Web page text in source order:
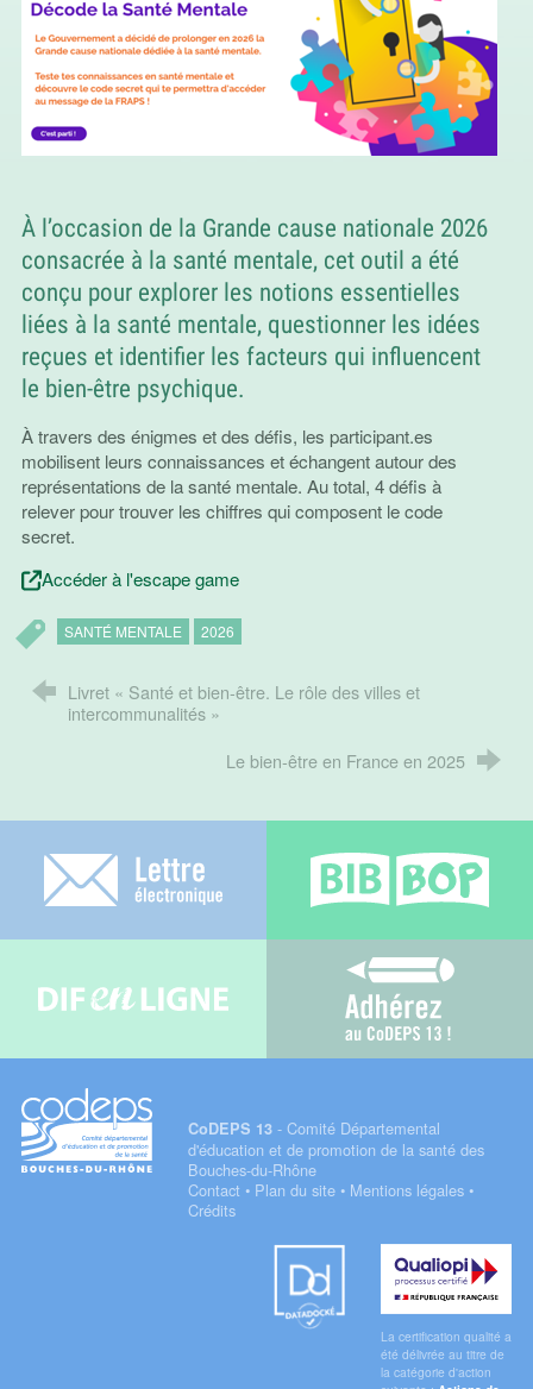
À l’occasion de la Grande cause nationale 2026
consacrée à la santé mentale, cet outil a été
conçu pour explorer les notions essentielles
liées à la santé mentale, questionner les idées
reçues et identifier les facteurs qui influencent
le bien-être psychique.
À travers des énigmes et des défis, les participant.es
mobilisent leurs connaissances et échangent autour des
représentations de la santé mentale. Au total, 4 défis à
relever pour trouver les chiffres qui composent le code
secret.
Accéder à l'escape game
SANTÉ MENTALE 2026
Livret « Santé et bien-être. Le rôle des villes et
intercommunalités »
Le bien-être en France en 2025
Adhérez au
CoDEPS 13- Comité Départemental
d'éducation et de promotion de la santé des
Bouches-du-Rhône
Contact • Plan du site• Mentions légales•
Crédits
Qualiopi
La certification qualité a
été délivrée au titre de
la catégorie d'action